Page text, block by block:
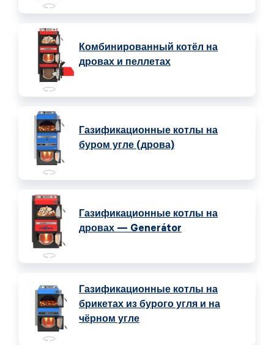
Комбинированный котёл на
дровах и пеллетах
Газификационные котлы на
буром угле (дрова)
Газификационные котлы на
дровах — Generátor
Газификационные котлы на
брикетах из бурого угля и на
чёрном угле